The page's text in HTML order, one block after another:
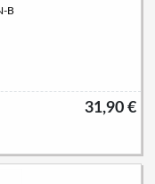
B
31,90 €